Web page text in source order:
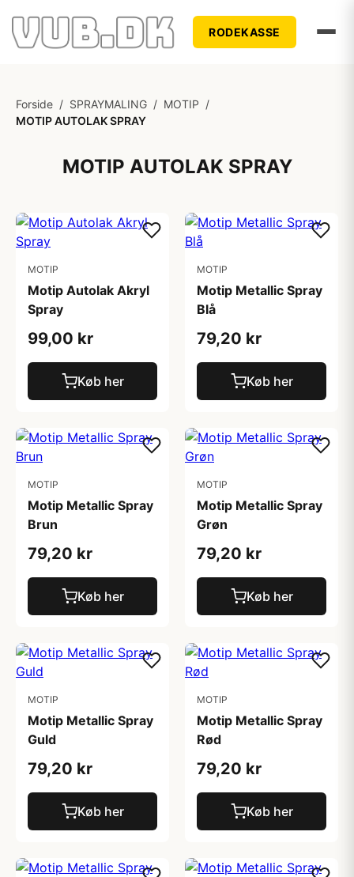
RODEKASSE
Forside / SPRAYMALING / MOTIP /
MOTIP AUTOLAK SPRAY
MOTIP AUTOLAK SPRAY
MOTIP
Motip Autolak Akryl
Spray
99,00 kr
Køb her
MOTIP
Motip Metallic Spray
Blå
79,20 kr
Køb her
MOTIP
Motip Metallic Spray
Brun
79,20 kr
Køb her
MOTIP
Motip Metallic Spray
Grøn
79,20 kr
Køb her
MOTIP
Motip Metallic Spray
Guld
79,20 kr
Køb her
MOTIP
Motip Metallic Spray
Rød
79,20 kr
Køb her